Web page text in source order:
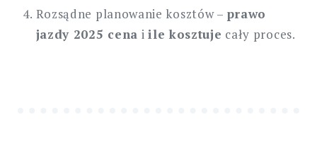
Rozsądne planowanie kosztów – prawo
jazdy 2025 cena iile kosztuje cały proces.